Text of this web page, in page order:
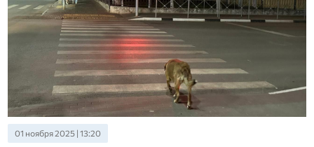
01 ноября 2025 | 13:20